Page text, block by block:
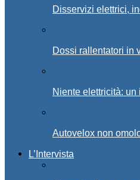
Disservizi elettrici,
Dossi rallentatori in
Niente elettricità:
Autovelox non
L’Intervista